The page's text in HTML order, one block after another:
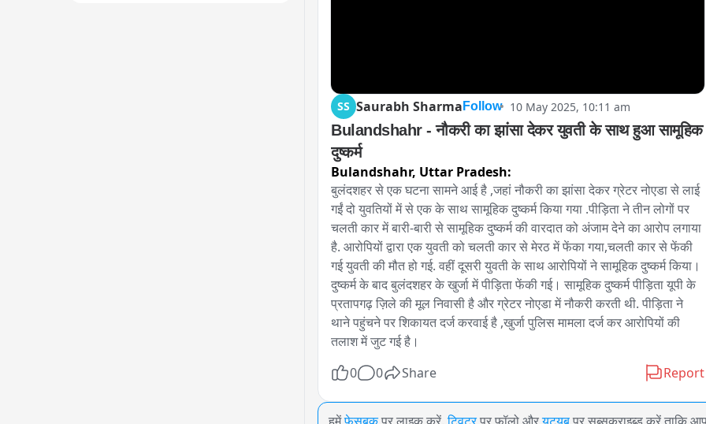
SS Saurabh Sharma Follow 10 May 2025, 10:11 am
Bulandshahr - नौकरी का झांसा देकर युवती के साथ हुआ सामूहिक
दुष्कर्म
Bulandshahr, Uttar Pradesh:
बुलंदशहर से एक घटना सामने आई है ,जहां नौकरी का झांसा देकर ग्रेटर नोएडा से लाई
गईं दो युवतियों में से एक के साथ सामूहिक दुष्कर्म किया गया .पीड़िता ने तीन लोगों पर
चलती कार में बारी-बारी से सामूहिक दुष्कर्म की वारदात को अंजाम देने का आरोप लगाया
है. आरोपियों द्वारा एक युवती को चलती कार से मेरठ में फेंका गया,चलती कार से फेंकी
गई युवती की मौत हो गई. वहीं दूसरी युवती के साथ आरोपियों ने सामूहिक दुष्कर्म किया।
दुष्कर्म के बाद बुलंदशहर के खुर्जा में पीड़िता फेंकी गई। सामूहिक दुष्कर्म पीड़िता यूपी के
प्रतापगढ़ ज़िले की मूल निवासी है और ग्रेटर नोएडा में नौकरी करती थी. पीड़िता ने
थाने पहुंचने पर शिकायत दर्ज करवाई है ,खुर्जा पुलिस मामला दर्ज कर आरोपियों की
तलाश में जुट गई है।
0
0 Share Report